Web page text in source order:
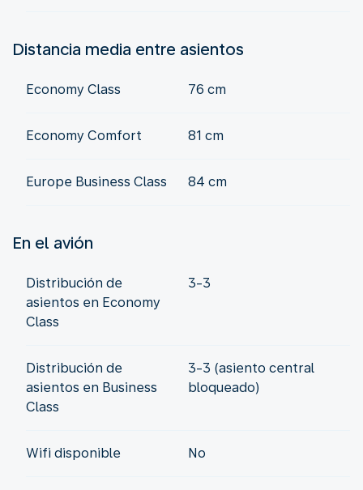
Distancia media entre asientos
Economy Class 76 cm
Economy Comfort 81 cm
Europe Business Class 84 cm
En el avión
Distribución de
asientos en Economy
Class
3-3
Distribución de
asientos en Business
Class
3-3 (asiento central
bloqueado)
Wifi disponible No